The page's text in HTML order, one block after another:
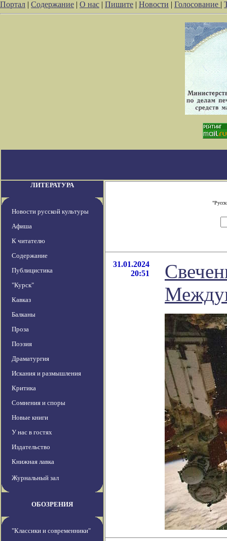
Портал | Содержание | О нас | Пишите | Новости | Голосование |
ЛИТЕРАТУРА
Новости русской культуры
Афиша
К читателю
Содержание
Публицистика
"Курск"
Кавказ
Балканы
Проза
Поэзия
Драматургия
Искания и размышления
Критика
Сомнения и споры
Новые книги
У нас в гостях
Издательство
Книжная лавка
Журнальный зал
ОБОЗРЕНИЯ
"Классики и современники"
31.01.2024
20:51